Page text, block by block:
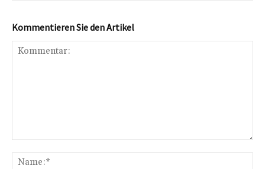
Kommentieren Sie den Artikel